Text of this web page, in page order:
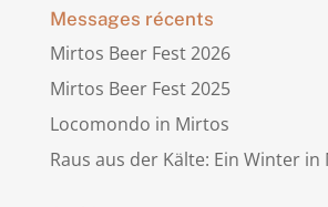
Messages récents
Mirtos Beer Fest 2026
Mirtos Beer Fest 2025
Locomondo in Mirtos
Raus aus der Kälte: Ein Winter in